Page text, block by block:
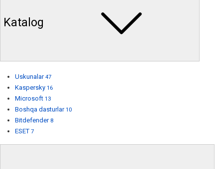
Katalog
Uskunalar 47
Kaspersky 16
Microsoft 13
Boshqa dasturlar 10
Bitdefender 8
ESET 7